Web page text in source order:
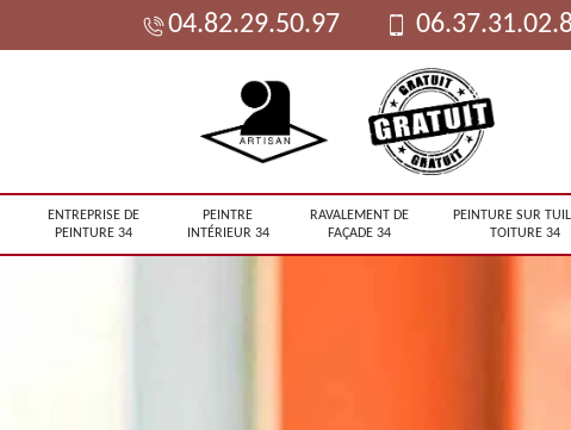
04.82.29.50.97
ENTREPRISE DE
PEINTURE 34
PEINTRE
INTÉRIEUR 34
RAVALEMENT DE
FAÇADE 34
PEINTURE SUR
TOITURE 34